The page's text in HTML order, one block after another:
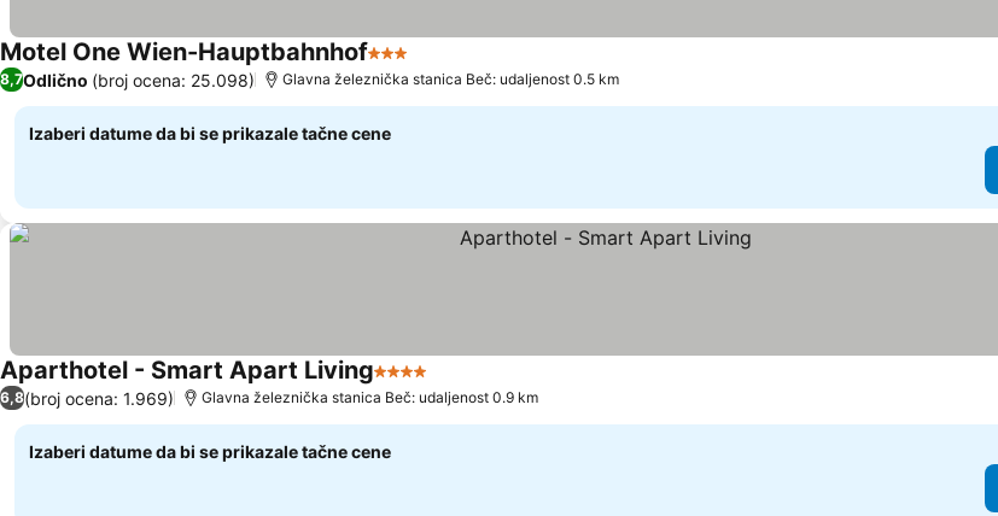
Motel One Wien-Hauptbahnhof3 Zvezdice
8,7Odlično (broj ocena: 25.098) Glavna železnička stanica Beč: udaljenost 0.5 km
Izaberi datume da bi se prikazale tačne cene
Aparthotel - Smart Apart Living4 Zvezdice
6,8(broj ocena: 1.969) Glavna železnička stanica Beč: udaljenost 0.9 km
Izaberi datume da bi se prikazale tačne cene